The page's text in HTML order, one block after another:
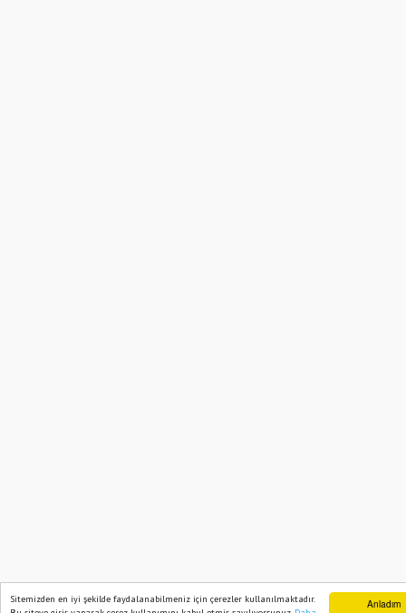
Anladım
Sitemizden en iyi şekilde faydalanabilmeniz için çerezler kullanılmaktadır.